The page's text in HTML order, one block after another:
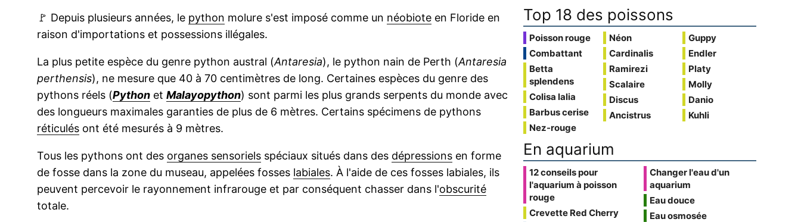
🚩 Depuis plusieurs années, le python molure s'est imposé comme un néobiote en Floride en
raison d'importations et possessions illégales.
La plus petite espèce du genre python austral (Antaresia), le python nain de Perth (Antaresia
perthensis), ne mesure que 40 à 70 centimètres de long. Certaines espèces du genre des
pythons réels (Python et Malayopython) sont parmi les plus grands serpents du monde avec
des longueurs maximales garanties de plus de 6 mètres. Certains spécimens de pythons
réticulés ont été mesurés à 9 mètres.
Tous les pythons ont des organes sensoriels spéciaux situés dans des dépressions en forme
de fosse dans la zone du museau, appelées fosses labiales. À l'aide de ces fosses labiales, ils
peuvent percevoir le rayonnement infrarouge et par conséquent chasser dans l'obscurité
totale.
Top 18 des poissons
Poisson rouge
Combattant
Betta
splendens
Colisa lalia
Barbus cerise
Nez-rouge
Néon
Cardinalis
Ramirezi
Scalaire
Discus
Ancistrus
Guppy
Endler
Platy
Molly
Danio
Kuhli
En aquarium
12 conseils pour
l'aquarium à poisson
rouge
Crevette Red Cherry
Changer l'eau d'un
aquarium
Eau douce
Eau osmosée